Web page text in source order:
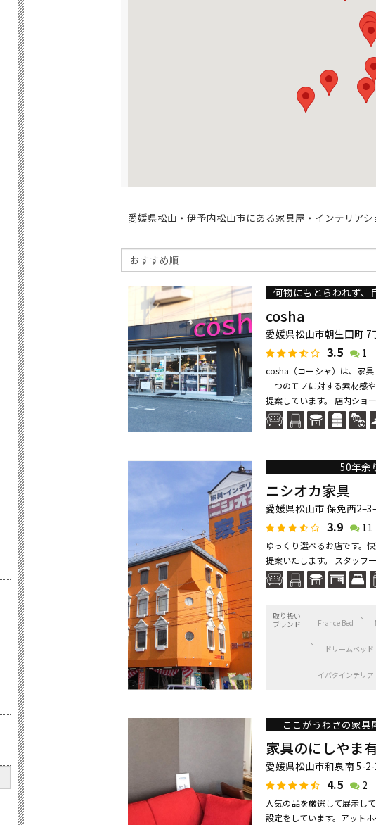
愛媛県松山・伊予内松山市にある家具屋・インテリア
何物にもとらわれず、
cosha
愛媛県松山市朝生田町 7
3.5 1
cosha（コーシャ）は、家
一つのモノに対する素材感
提案しています。 店内ショ
50年余
ニシオカ家具
愛媛県松山市 保免西
3.9 11
ゆっくり選べるお店です。
提案いたします。 スタッフ
取り扱い
ブランド
France Bed
ドリームベッド
イバタインテリア
ここがうわさの家
家具のにしやま
愛媛県松山市和泉南 5-
4.5 2
人気の品を厳選して展示し
設定をしています。アット